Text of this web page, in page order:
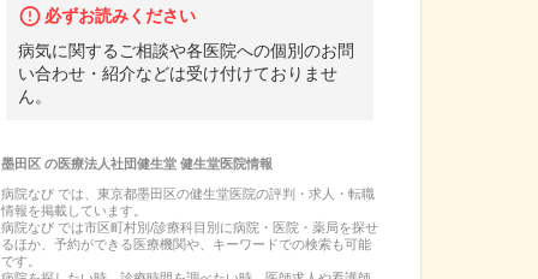
必ずお読みください
病気に関するご相談や各医院への個別のお問
い合わせ・紹介などは受け付けておりませ
ん。
墨田区の医療法人社団健生堂 健生堂医院情報
病院なび では、 東京都墨田区の健生堂医院の評判・求人・転職
情報を掲載しています。
病院なび では市区町村別/診療科目別に病院・医院・薬局を探せ
るほか、予約ができる医療機関や、キーワードでの検索も可能
です。